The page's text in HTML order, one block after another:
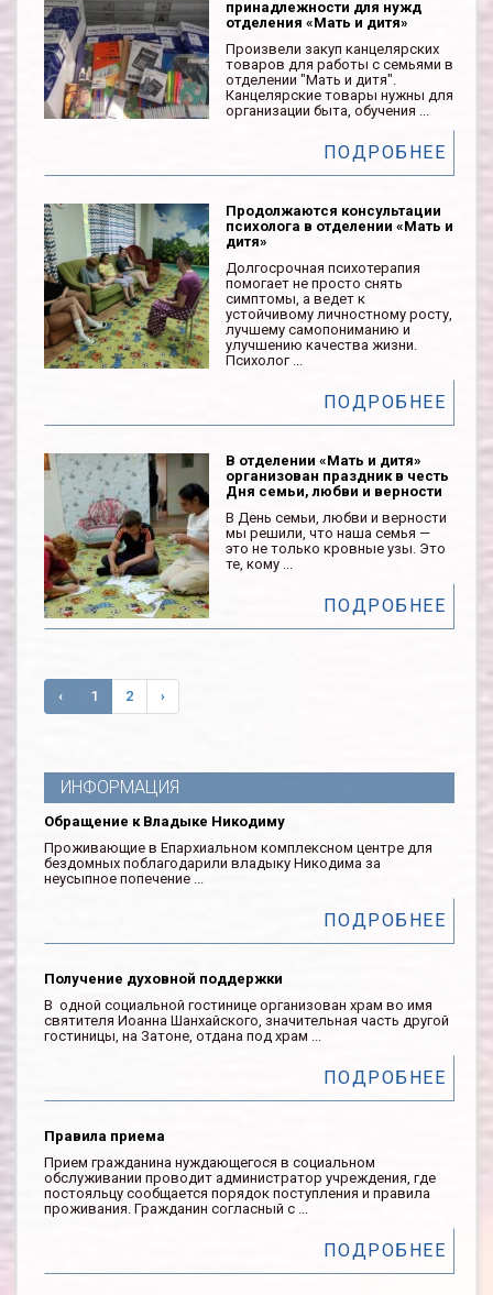
принадлежности для нужд
отделения «Мать и дитя»
Произвели закуп канцелярских
товаров для работы с семьями в
отделении "Мать и дитя".
Канцелярские товары нужны для
организации быта, обучения ...
ПОДРОБНЕЕ
Продолжаются консультации
психолога в отделении «Мать и
дитя»
Долгосрочная психотерапия
помогает не просто снять
симптомы, а ведет к
устойчивому личностному росту,
лучшему самопониманию и
улучшению качества жизни.
Психолог ...
ПОДРОБНЕЕ
В отделении «Мать и дитя»
организован праздник в честь
Дня семьи, любви и верности
В День семьи, любви и верности
мы решили, что наша семья —
это не только кровные узы. Это
те, кому ...
ПОДРОБНЕЕ
‹ 1 2 ›
ИНФОРМАЦИЯ
Обращение к Владыке Никодиму
Проживающие в Епархиальном комплексном центре для
бездомных поблагодарили владыку Никодима за
неусыпное попечение ...
ПОДРОБНЕЕ
Получение духовной поддержки
В одной социальной гостинице организован храм во имя
святителя Иоанна Шанхайского, значительная часть другой
гостиницы, на Затоне, отдана под храм ...
ПОДРОБНЕЕ
Правила приема
Прием гражданина нуждающегося в социальном
обслуживании проводит администратор учреждения, где
постояльцу сообщается порядок поступления и правила
проживания. Гражданин согласный с ...
ПОДРОБНЕЕ